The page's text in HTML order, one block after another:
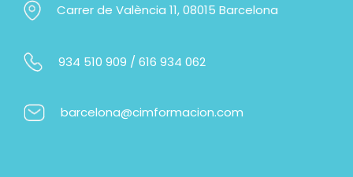
Carrer de València 11, 08015 Barcelona
934 510 909 / 616 934 062
barcelona@cimformacion.com